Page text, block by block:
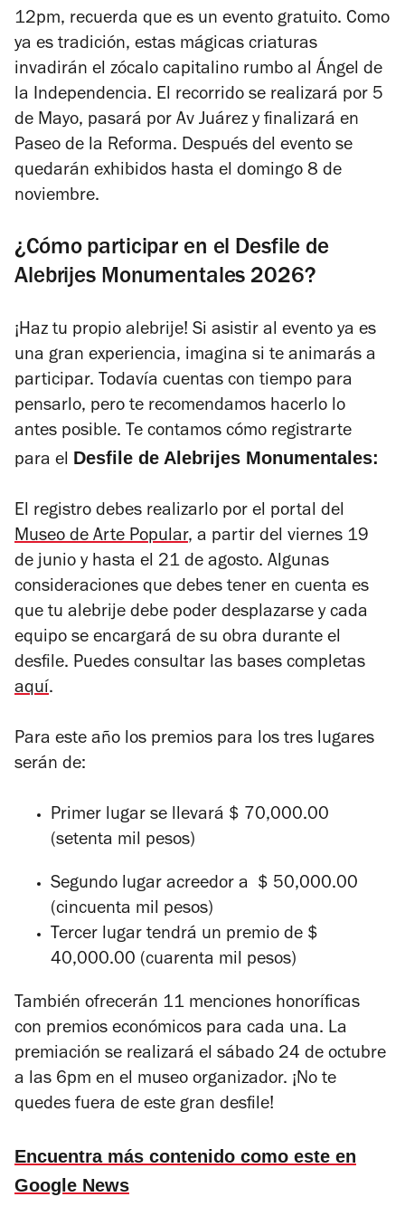
12pm, recuerda que es un evento gratuito. Como
ya es tradición, estas mágicas criaturas
invadirán el zócalo capitalino rumbo al Ángel de
la Independencia. El recorrido se realizará por 5
de Mayo, pasará por Av Juárez y finalizará en
Paseo de la Reforma. Después del evento se
quedarán exhibidos hasta el domingo 8 de
noviembre.
¿Cómo participar en el Desfile de
Alebrijes Monumentales 2026?
¡Haz tu propio alebrije! Si asistir al evento ya es
una gran experiencia, imagina si te animarás a
participar. Todavía cuentas con tiempo para
pensarlo, pero te recomendamos hacerlo lo
antes posible. Te contamos cómo registrarte
para el Desfile de Alebrijes Monumentales:
El registro debes realizarlo por el portal del
Museo de Arte Popular, a partir del viernes 19
de junio y hasta el 21 de agosto. Algunas
consideraciones que debes tener en cuenta es
que tu alebrije debe poder desplazarse y cada
equipo se encargará de su obra durante el
desfile. Puedes consultar las bases completas
aquí.
Para este año los premios para los tres lugares
serán de:
Primer lugar se llevará $ 70,000.00
(setenta mil pesos)
Segundo lugar acreedor a $ 50,000.00
(cincuenta mil pesos)
Tercer lugar tendrá un premio de $
40,000.00 (cuarenta mil pesos)
También ofrecerán 11 menciones honoríficas
con premios económicos para cada una. La
premiación se realizará el sábado 24 de octubre
a las 6pm en el museo organizador. ¡No te
quedes fuera de este gran desfile!
Encuentra más contenido como este en
Google News